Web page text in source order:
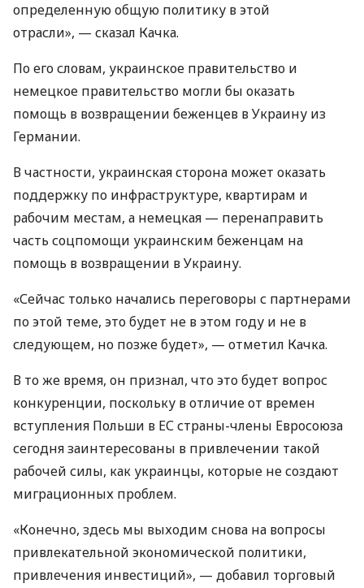
определенную общую политику в этой
отрасли», — сказал Качка.
По его словам, украинское правительство и
немецкое правительство могли бы оказать
помощь в возвращении беженцев в Украину из
Германии.
В частности, украинская сторона может оказать
поддержку по инфраструктуре, квартирам и
рабочим местам, а немецкая — перенаправить
часть соцпомощи украинским беженцам на
помощь в возвращении в Украину.
«Сейчас только начались переговоры с партнерами
по этой теме, это будет не в этом году и не в
следующем, но позже будет», — отметил Качка.
В то же время, он признал, что это будет вопрос
конкуренции, поскольку в отличие от времен
вступления Польши в ЕС страны-члены Евросоюза
сегодня заинтересованы в привлечении такой
рабочей силы, как украинцы, которые не создают
миграционных проблем.
«Конечно, здесь мы выходим снова на вопросы
привлекательной экономической политики,
привлечения инвестиций», — добавил торговый